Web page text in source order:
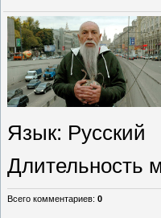
Язык: Русский
Длительность
Всего комментариев: 0